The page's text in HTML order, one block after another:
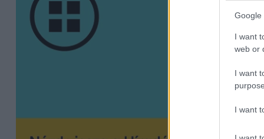
Google
I want
web or
I want
I want